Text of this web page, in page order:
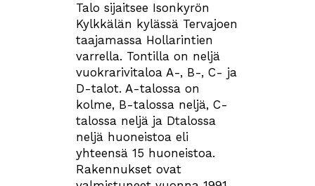
Talo sijaitsee Isonkyrön
Kylkkälän kylässä Tervajoen
taajamassa Hollarintien
varrella. Tontilla on neljä
vuokrarivitaloa A-, B-, C- ja
D-talot. A-talossa on
kolme, B-talossa neljä, C-
talossa neljä ja Dtalossa
neljä huoneistoa eli
yhteensä 15 huoneistoa.
Rakennukset ovat